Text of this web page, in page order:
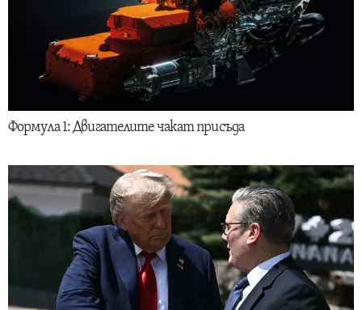
Формула 1: Двигателите чакат присъда